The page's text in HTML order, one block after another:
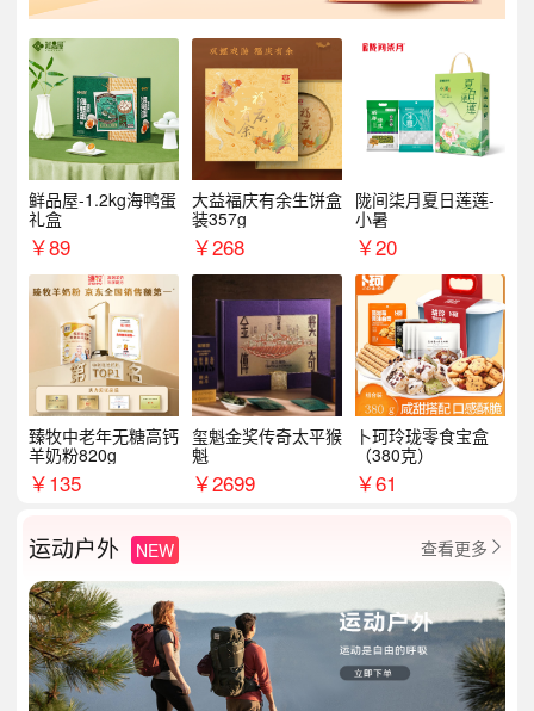
鲜品屋-1.2kg海鸭蛋
礼盒
￥89
大益福庆有余生饼盒
装357g
￥268
陇间柒月夏日莲莲-
小暑
￥20
臻牧中老年无糖高钙
羊奶粉820g
￥135
玺魁金奖传奇太平猴
魁
￥2699
卜珂玲珑零食宝盒
（380克）
￥61
运动户外 NEW 查看更多 